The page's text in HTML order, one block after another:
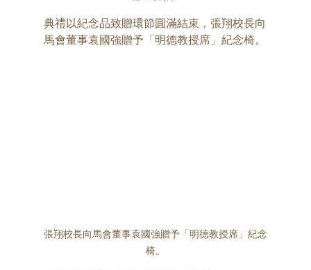
典禮以紀念品致贈環節圓滿結束，張翔校長向
馬會董事袁國強贈予「明德教授席」紀念椅。
張翔校長向馬會董事袁國強贈予「明德教授席」紀念
椅。